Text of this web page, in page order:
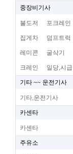
중장비기사
불도저 포크레인
집게차 덤프트럭
레미콘 굴삭기
크레인 일당,시급
기타 ~~ 운전기사
기타,운전기사
카센타
카센타
주유소